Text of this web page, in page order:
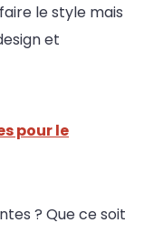
le style mais
et
pour le
? Que ce soit